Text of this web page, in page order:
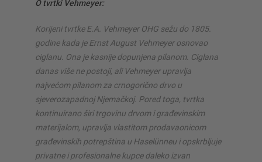
O tvrtki Vehmeyer:
Korijeni tvrtke E.A. Vehmeyer OHG sežu do 1805.
godine kada je Ernst August Vehmeyer osnovao
ciglanu. Ona je kasnije dopunjena pilanom. Ciglana
danas više ne postoji, ali Vehmeyer upravlja
najvećom pilanom za crnogorično drvo u
sjeverozapadnoj Njemačkoj. Pored toga, tvrtka
kontinuirano širi trgovinu drvom i građevinskim
materijalom, upravlja vlastitom prodavaonicom
građevinskih potrepština u Haselünneu i opskrbljuje
privatne i profesionalne kupce daleko izvan